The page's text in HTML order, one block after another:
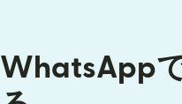
WhatsApp